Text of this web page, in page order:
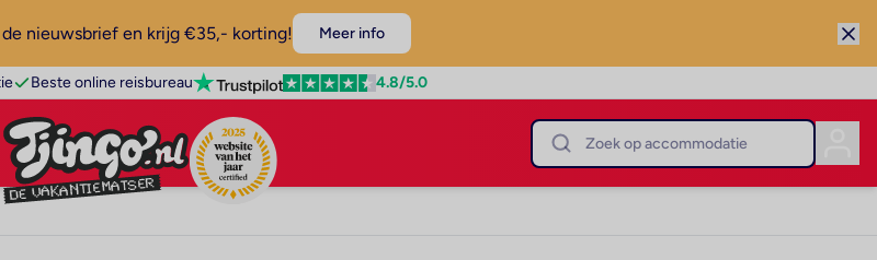
nieuwsbrief en krijg €35,- korting! Meer info
Beste online reisbureau 4.8/5.0